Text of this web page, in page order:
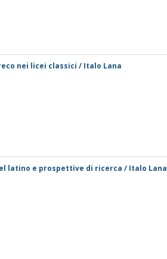
nei licei classici / Italo Lana
latino e prospettive di ricerca / Italo Lana